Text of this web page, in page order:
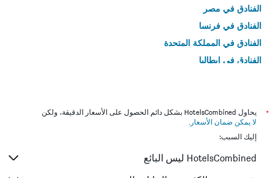
الفنادق في مصر
الفنادق في فرنسا
الفنادق في المملكة المتحدة
الفنادق في إيطاليا
*
يحاول HotelsCombined بشكل دائم الحصول على الأسعار الدقيقة، ولكن
لا يمكن ضمان الأسعار .
إليك السبب:
HotelsCombined ليس البائع